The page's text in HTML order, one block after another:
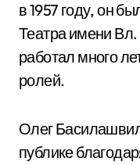
в 1957 году, он
Театра имени Вл.
работал много
ролей.
Олег
публике